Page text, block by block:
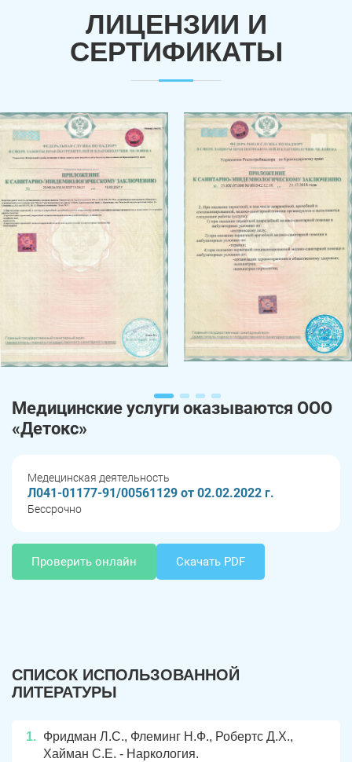
ЛИЦЕНЗИИ И
СЕРТИФИКАТЫ
Медицинские услуги оказываются ООО
«Детокс»
Медецинская деятельность
Л041-01177-91/00561129 от 02.02.2022 г.
Бессрочно
Проверить онлайн Скачать PDF
СПИСОК ИСПОЛЬЗОВАННОЙ
ЛИТЕРАТУРЫ
Фридман Л.С., Флеминг Н.Ф., Робертс Д.Х.,
Хайман С.Е. - Наркология.